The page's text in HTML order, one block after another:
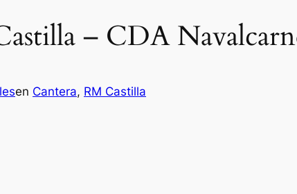
– CDA
en Cantera, RM Castilla